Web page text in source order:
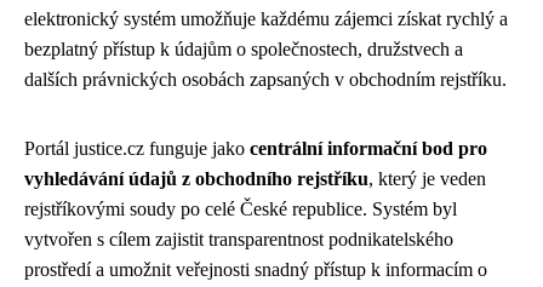
elektronický systém umožňuje každému zájemci získat rychlý a
bezplatný přístup k údajům o společnostech, družstvech a
dalších právnických osobách zapsaných v obchodním rejstříku.
Portál justice.cz funguje jako centrální informační bod pro
vyhledávání údajů z obchodního rejstříku, který je veden
rejstříkovými soudy po celé České republice. Systém byl
vytvořen s cílem zajistit transparentnost podnikatelského
prostředí a umožnit veřejnosti snadný přístup k informacím o